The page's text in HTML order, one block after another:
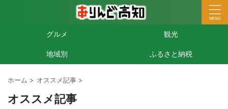
グルメ 観光
地域別 ふるさと納税
ホーム > オススメ記事 >
オススメ記事